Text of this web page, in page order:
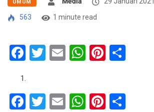
UMUM
563
1 minute read
Facebook
Twitter
EmailWhatsApp
Facebook
Twitter
EmailWhatsApp